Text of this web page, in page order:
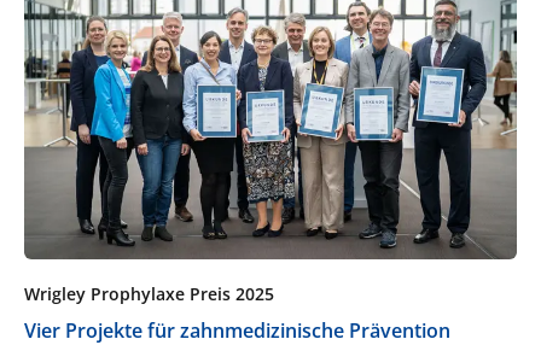
Wrigley Prophylaxe Preis 2025
Vier Projekte für zahnmedizinische Prävention